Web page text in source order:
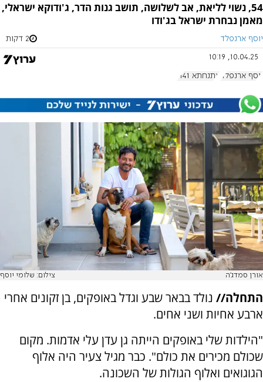
54, נשוי לליאת, אב לשלושה, תושב גנות הדר, ג'ודוקא ישראלי,
מאמן נבחרת ישראל בג'ודו
יוסף ארנפלד 2 דקות
10.04.25, 10:19
יוסף ארנפלד אתנחתא 1141
אורן סמדג'ה צילום: שלומי יוסף
התחלה// נולד בבאר שבע וגדל באופקים, בן זקונים אחרי
ארבע אחיות ושני אחים.
"הילדות שלי באופקים הייתה גן עדן עלי אדמות. מקום
שכולם מכירים את כולם". כבר מגיל צעיר היה אלוף
הגוגואים ואלוף הגולות של השכונה.